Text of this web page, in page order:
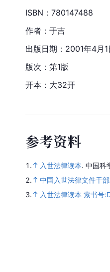
ISBN：780147488
作者：于吉
出版日期：2001年4月
版次：第1版
开本：大32开
参考资料
1. 入世法律读本. 中国科
2.
中国入世法律文件干
3.
入世法律读本 索书